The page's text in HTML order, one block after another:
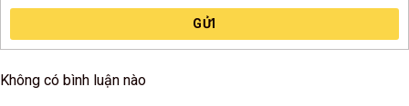
GỬI
Không có bình luận nào